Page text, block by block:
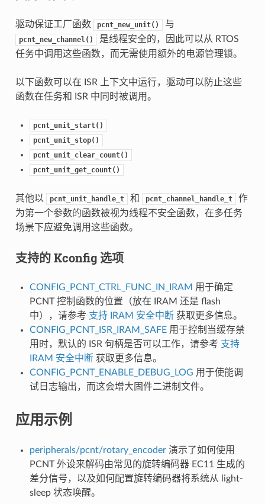
驱动保证工厂函数 pcnt_new_unit() 与
pcnt_new_channel()
是线程安全的，因此可以从 RTOS
任务中调用这些函数，而无需使用额外的电源管理锁。
以下函数可以在 ISR 上下文中运行，驱动可以防止这些
函数在任务和 ISR 中同时被调用。
pcnt_unit_start()
pcnt_unit_stop()
pcnt_unit_clear_count()
pcnt_unit_get_count()
其他以 pcnt_unit_handle_t 和 pcnt_channel_handle_t
作
为第一个参数的函数被视为线程不安全函数，在多任务
场景下应避免调用这些函数。
支持的 Kconfig 选项
CONFIG_PCNT_CTRL_FUNC_IN_IRAM 用于确定
PCNT 控制函数的位置（放在 IRAM 还是 flash
中），请参考 支持 IRAM 安全中断获取更多信息。
CONFIG_PCNT_ISR_IRAM_SAFE用于控制当缓存禁
用时，默认的 ISR 句柄是否可以工作，请参考 支持
IRAM 安全中断获取更多信息。
CONFIG_PCNT_ENABLE_DEBUG_LOG 用于使能调
试日志输出，而这会增大固件二进制文件。
应用示例
peripherals/pcnt/rotary_encoder演示了如何使用
PCNT 外设来解码由常见的旋转编码器 EC11 生成的
差分信号，以及如何配置旋转编码器将系统从 light-
sleep 状态唤醒。